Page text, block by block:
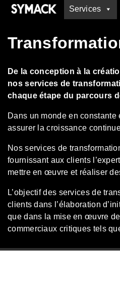
Services
De la conception à la
nos services de
chaque étape du parcours
Dans un monde en
assurer la croissance
Nos services de
fournissant aux clients
mettre en œuvre et réaliser
L’objectif des services de
clients dans l’élaboration
que dans la mise en œuvre
commerciaux critiques tels